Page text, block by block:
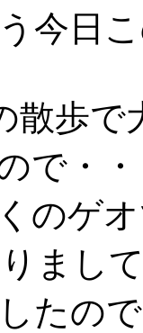
今日
散歩
で・
のゲ
まし
たの